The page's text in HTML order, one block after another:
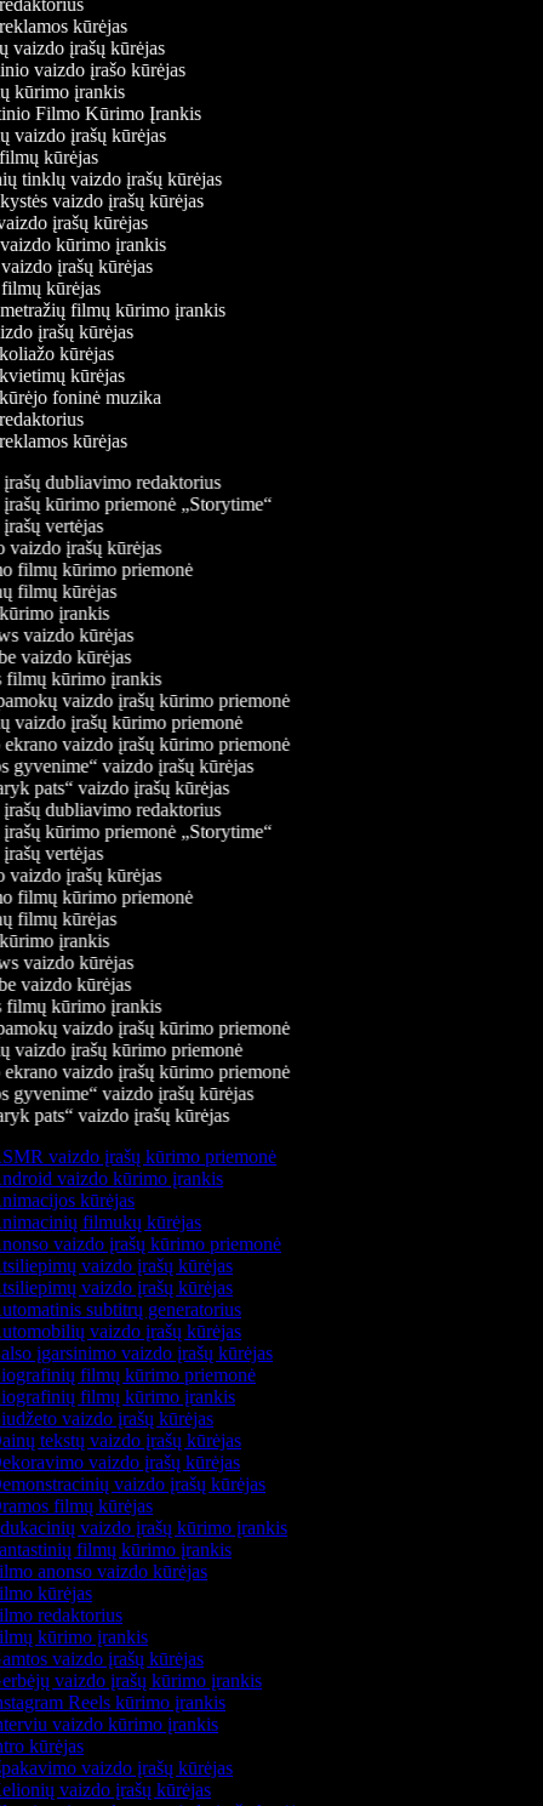
kūrėjas
vaizdo įrašų kūrėjas
vaizdo įrašo kūrėjas
kūrimo įrankis
Filmo Kūrimo Įrankis
vaizdo įrašų kūrėjas
filmų kūrėjas
tinklų vaizdo įrašų kūrėjas
vaizdo įrašų kūrėjas
įrašų kūrėjas
vaizdo kūrimo įrankis
vaizdo įrašų kūrėjas
filmų kūrėjas
filmų kūrimo įrankis
įrašų kūrėjas
koliažo kūrėjas
kvietimų kūrėjas
kūrėjo foninė muzika
kūrėjas
dubliavimo redaktorius
kūrimo priemonė „Storytime“
vertėjas
įrašų kūrėjas
filmų kūrimo priemonė
filmų kūrėjas
įrankis
vaizdo kūrėjas
vaizdo kūrėjas
kūrimo įrankis
vaizdo įrašų kūrimo priemonė
vaizdo įrašų kūrimo priemonė
vaizdo įrašų kūrimo priemonė
gyvenime“ vaizdo įrašų kūrėjas
pats“ vaizdo įrašų kūrėjas
dubliavimo redaktorius
kūrimo priemonė „Storytime“
vertėjas
įrašų kūrėjas
filmų kūrimo priemonė
filmų kūrėjas
įrankis
vaizdo kūrėjas
vaizdo kūrėjas
kūrimo įrankis
vaizdo įrašų kūrimo priemonė
vaizdo įrašų kūrimo priemonė
vaizdo įrašų kūrimo priemonė
gyvenime“ vaizdo įrašų kūrėjas
pats“ vaizdo įrašų kūrėjas
vaizdo įrašų kūrimo priemonė
vaizdo kūrimo įrankis
kūrėjas
filmukų kūrėjas
vaizdo įrašų kūrimo priemonė
vaizdo įrašų kūrėjas
vaizdo įrašų kūrėjas
subtitrų generatorius
vaizdo įrašų kūrėjas
įgarsinimo vaizdo įrašų kūrėjas
filmų kūrimo priemonė
filmų kūrimo įrankis
vaizdo įrašų kūrėjas
tekstų vaizdo įrašų kūrėjas
vaizdo įrašų kūrėjas
vaizdo įrašų kūrėjas
filmų kūrėjas
vaizdo įrašų kūrimo įrankis
filmų kūrimo įrankis
anonso vaizdo kūrėjas
kūrėjas
redaktorius
kūrimo įrankis
vaizdo įrašų kūrėjas
vaizdo įrašų kūrimo įrankis
Reels kūrimo įrankis
vaizdo kūrimo įrankis
kūrėjas
vaizdo įrašų kūrėjas
vaizdo įrašų kūrėjas